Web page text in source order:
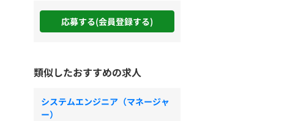
応募する(会員登録する)
類似したおすすめの求人
システムエンジニア（マネージャ
ー）